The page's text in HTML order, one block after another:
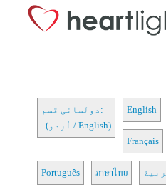
دولسانی قسم:
(اُردو / English)
English
Français
Português ภาษาไทย